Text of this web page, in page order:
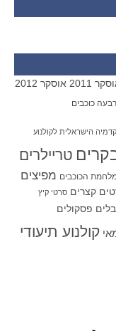
2011 אוסקר 2012
כוכבים
הישראלית לקולנוע
טריילרים
הכוכבים מפיצים
קצרים סרטי קיץ
פסקולים
קולנוע תיעודי